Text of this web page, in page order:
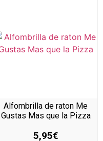
Alfombrilla de raton Me
Gustas Mas que la Pizza
5,95€